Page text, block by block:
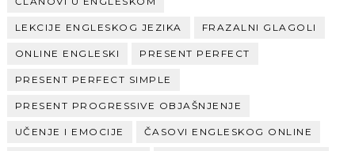
LEKCIJE ENGLESKOG JEZIKA FRAZALNI GLAGOLI
ONLINE ENGLESKI PRESENT PERFECT
PRESENT PERFECT SIMPLE
PRESENT PROGRESSIVE OBJAŠNJENJE
UČENJE I EMOCIJE ČASOVI ENGLESKOG ONLINE